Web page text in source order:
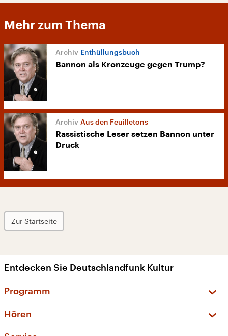
Mehr zum Thema
Enthüllungsbuch
Bannon als Kronzeuge gegen Trump?
Aus den Feuilletons
Rassistische Leser setzen Bannon unter
Druck
Zur Startseite
Entdecken Sie Deutschlandfunk Kultur
Programm
Sendungen und Podcasts
Hören